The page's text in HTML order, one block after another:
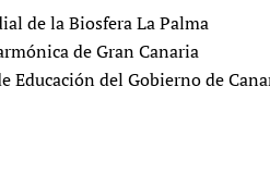
de la Biosfera La Palma
de Gran Canaria
Educación del Gobierno de